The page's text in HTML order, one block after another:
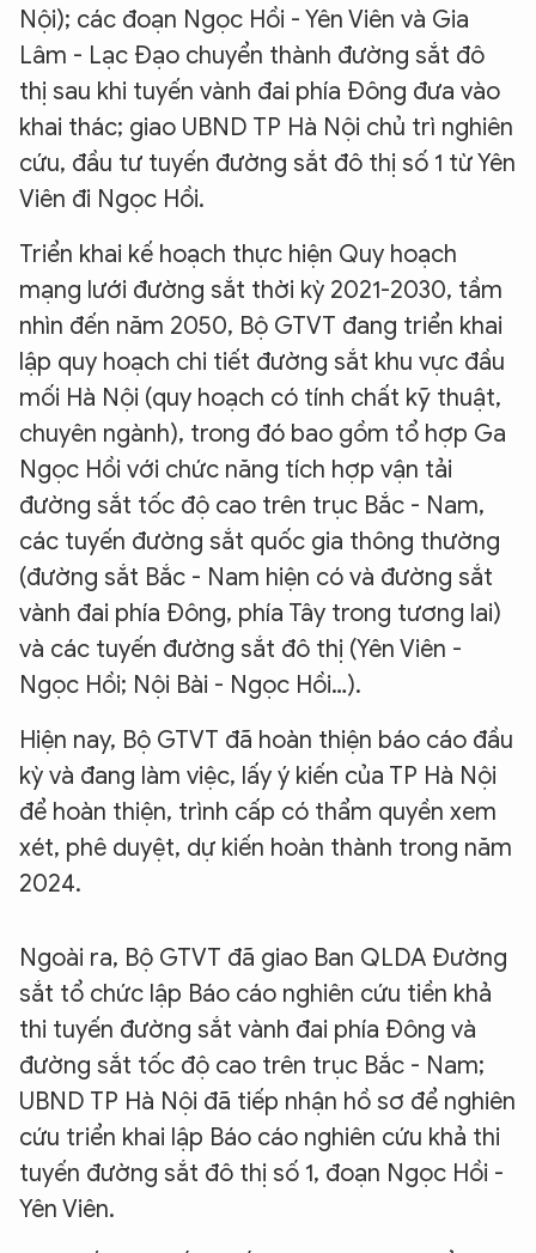
Nội); các đoạn Ngọc Hồi - Yên Viên và Gia
Lâm - Lạc Đạo chuyển thành đường sắt đô
thị sau khi tuyến vành đai phía Đông đưa vào
khai thác; giao UBND TP Hà Nội chủ trì nghiên
cứu, đầu tư tuyến đường sắt đô thị số 1 từ Yên
Viên đi Ngọc Hồi.
Triển khai kế hoạch thực hiện Quy hoạch
mạng lưới đường sắt thời kỳ 2021-2030, tầm
nhìn đến năm 2050, Bộ GTVT đang triển khai
lập quy hoạch chi tiết đường sắt khu vực đầu
mối Hà Nội (quy hoạch có tính chất kỹ thuật,
chuyên ngành), trong đó bao gồm tổ hợp Ga
Ngọc Hồi với chức năng tích hợp vận tải
đường sắt tốc độ cao trên trục Bắc - Nam,
các tuyến đường sắt quốc gia thông thường
(đường sắt Bắc - Nam hiện có và đường sắt
vành đai phía Đông, phía Tây trong tương lai)
và các tuyến đường sắt đô thị (Yên Viên -
Ngọc Hồi; Nội Bài - Ngọc Hồi…).
Hiện nay, Bộ GTVT đã hoàn thiện báo cáo đầu
kỳ và đang làm việc, lấy ý kiến của TP Hà Nội
để hoàn thiện, trình cấp có thẩm quyền xem
xét, phê duyệt, dự kiến hoàn thành trong năm
2024.
Ngoài ra, Bộ GTVT đã giao Ban QLDA Đường
sắt tổ chức lập Báo cáo nghiên cứu tiền khả
thi tuyến đường sắt vành đai phía Đông và
đường sắt tốc độ cao trên trục Bắc - Nam;
UBND TP Hà Nội đã tiếp nhận hồ sơ để nghiên
cứu triển khai lập Báo cáo nghiên cứu khả thi
tuyến đường sắt đô thị số 1, đoạn Ngọc Hồi -
Yên Viên.